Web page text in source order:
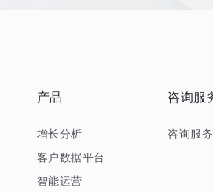
产品
增长分析
客户数据平台
智能运营
咨询服
咨询服务